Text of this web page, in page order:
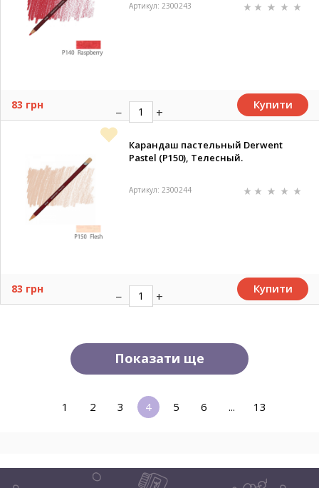
Артикул: 2300243
83 грн Купити
Карандаш пастельный Derwent
Pastel (P150), Телесный.
Артикул: 2300244
83 грн Купити
Показати ще
1 2 3 4 5 6 ... 13